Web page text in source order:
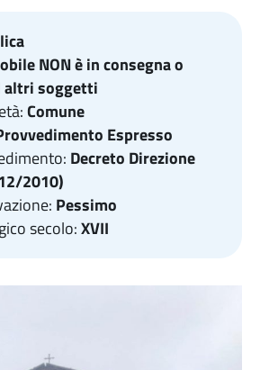
NON è in consegna o
altri soggetti
Comune
Espresso
Decreto Direzione
2010)
Pessimo
secolo:XVII